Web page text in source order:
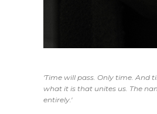
'Time will pass. Only time. And
what it is that unites us. The
entirely.'